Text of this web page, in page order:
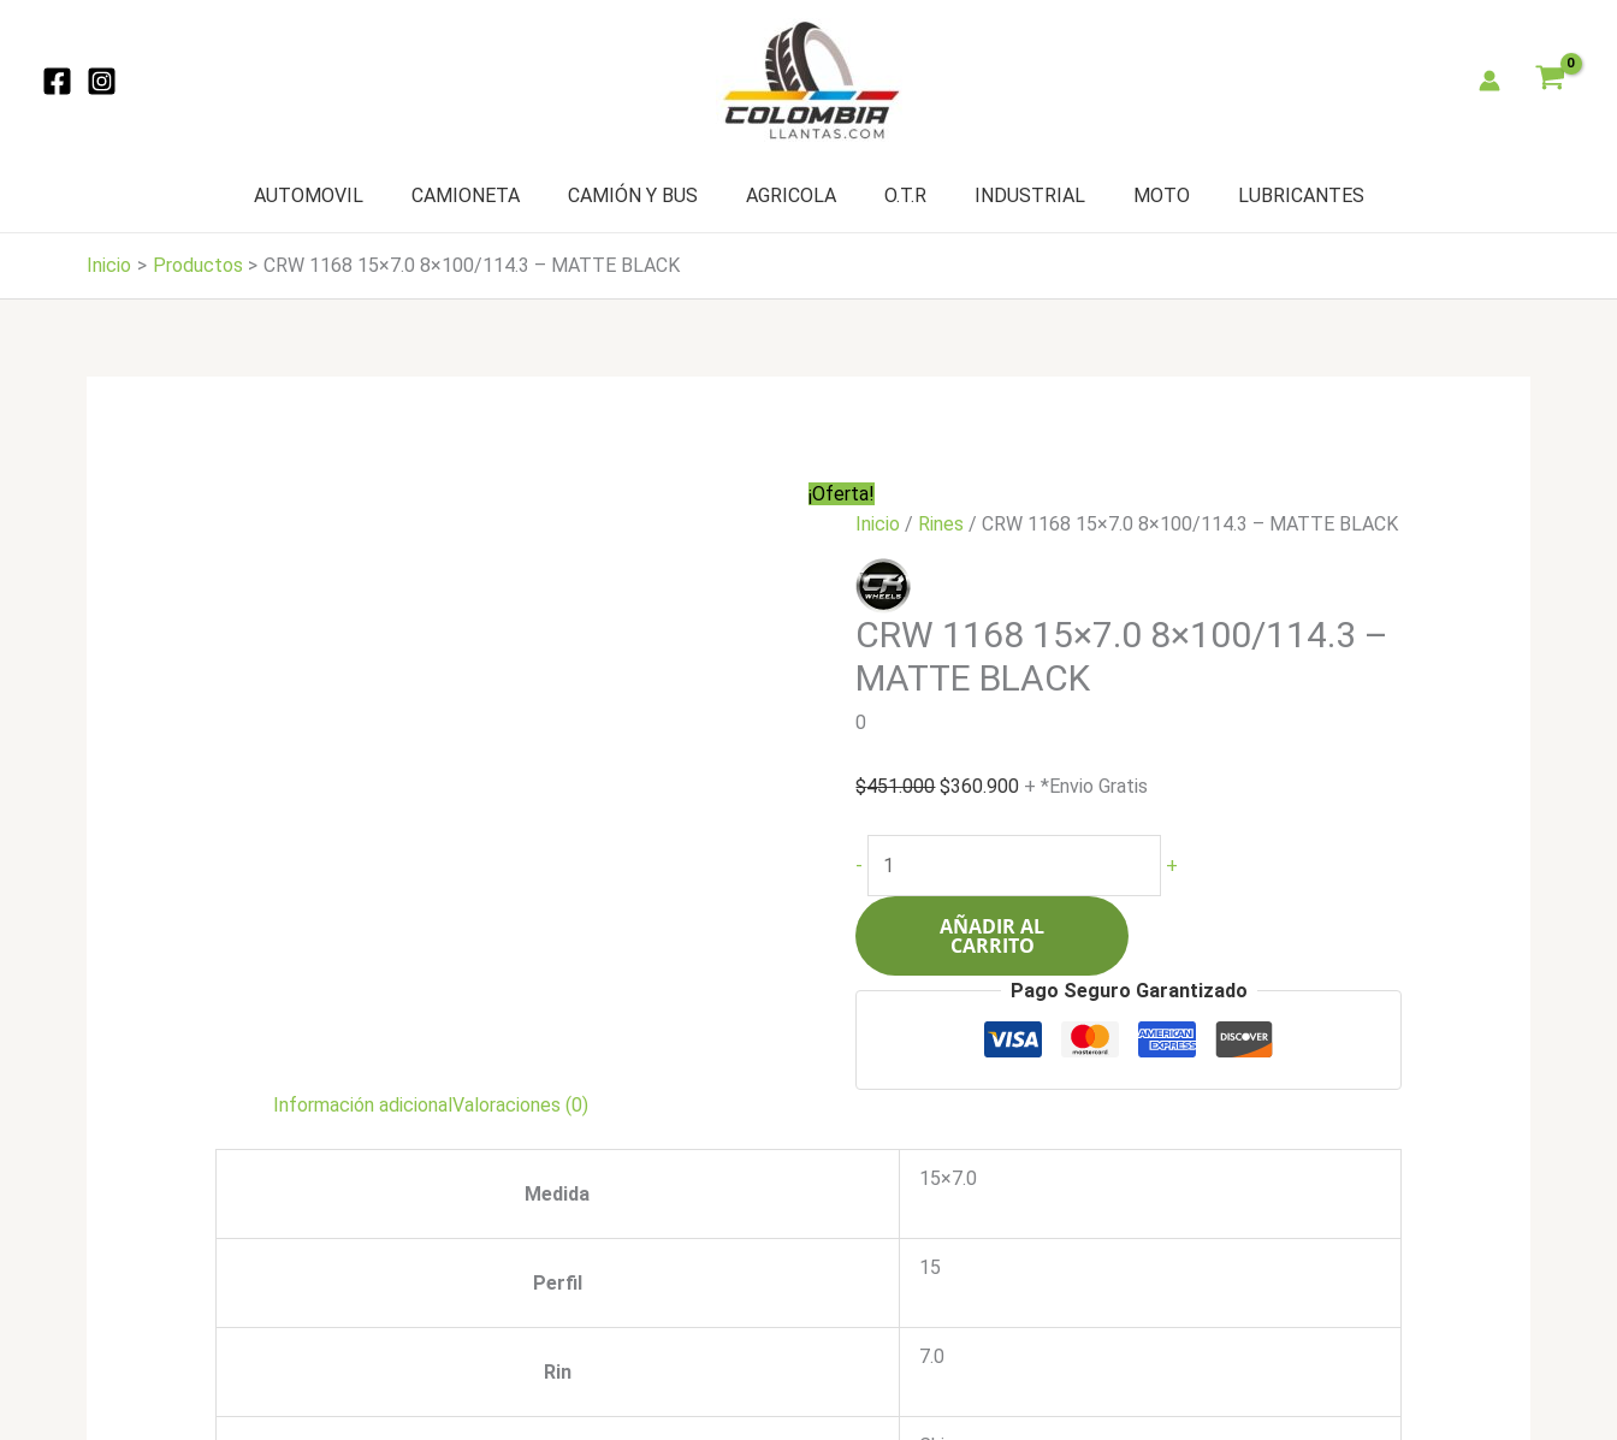
contenido
AUTOMOVIL CAMIONETA CAMIÓN Y BUS AGRICOLA O.T.R INDUSTRIAL MOTO LUBRICANTES
Inicio Productos CRW 1168 15×7.0 8×100/114.3 – MATTE BLACK
¡Oferta!
Inicio / Rines / CRW 1168 15×7.0 8×100/114.3 – MATTE BLACK
CRW 1168 15×7.0 8×100/114.3 –
MATTE BLACK
0
$451.000El
$360.900El
$360.900.
+ *Envio Gratis
-
1168
15x7.0
8x100/114.3
-
+
AÑADIR AL
CARRITO
Pago Seguro Garantizado
Información adicional Valoraciones (0)
Medida
15×7.0
Perfil
15
Rin
7.0
$451.000.